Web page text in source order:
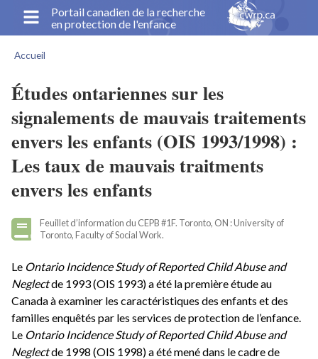
principal
Portail canadien de la recherche
en protection de l'enfance
d'Ariane
Accueil
Études ontariennes sur les
signalements de mauvais traitements
envers les enfants (OIS 1993/1998) :
Les taux de mauvais traitments
envers les enfants
Feuillet d’information du CEPB #1F. Toronto, ON : University of
Toronto, Faculty of Social Work.
Le Ontario Incidence Study of Reported Child Abuse and
Neglectde 1993 (OIS 1993) a été la première étude au
Canada à examiner les caractéristiques des enfants et des
familles enquêtés par les services de protection de l’enfance.
Le Ontario Incidence Study of Reported Child Abuse and
Neglectde 1998 (OIS 1998) a été mené dans le cadre de